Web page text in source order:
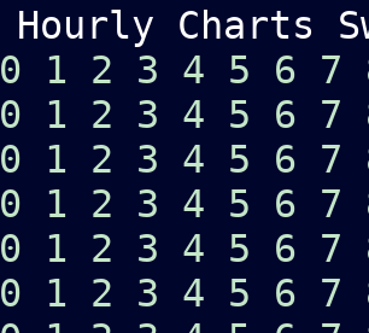
Hourly Charts
0 1 2 3 4 5 6 7
0 1 2 3 4 5 6 7
0 1 2 3 4 5 6 7
0 1 2 3 4 5 6 7
0 1 2 3 4 5 6 7
0 1 2 3 4 5 6 7